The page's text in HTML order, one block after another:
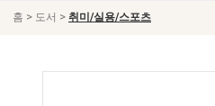
홈 > 도서 > 취미/실용/스포츠